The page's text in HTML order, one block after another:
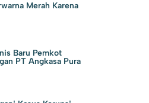
Keras di Kosambi
Merah Karena
Baru Pemkot
PT Angkasa Pura